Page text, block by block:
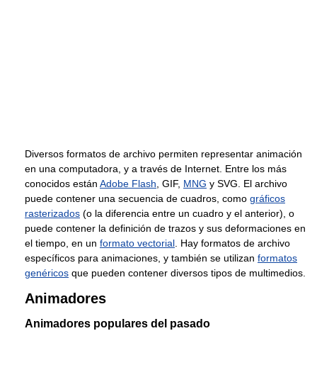
Diversos formatos de archivo permiten representar animación
en una computadora, y a través de Internet. Entre los más
conocidos están Adobe Flash , GIF, MNG y SVG. El archivo
puede contener una secuencia de cuadros, como gráficos
rasterizados (o la diferencia entre un cuadro y el anterior), o
puede contener la definición de trazos y sus deformaciones en
el tiempo, en un formato vectorial . Hay formatos de archivo
específicos para animaciones, y también se utilizan formatos
genéricos que pueden contener diversos tipos de multimedios.
Animadores
Animadores populares del pasado